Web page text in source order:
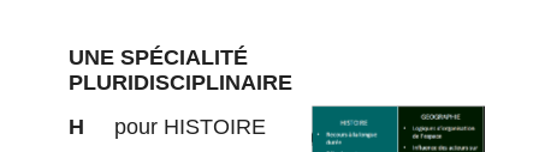
UNE SPÉCIALITÉ
PLURIDISCIPLINAIRE
H
pour HISTOIRE